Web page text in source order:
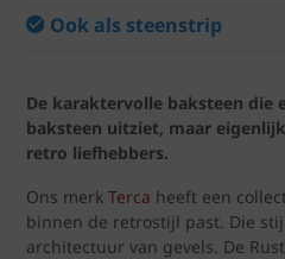
Ook als steenstrip
De karaktervolle baksteen die
baksteen uitziet, maar
retro liefhebbers.
Ons merk Terca heeft een
binnen de retrostijl past. Die
architectuur van gevels. De